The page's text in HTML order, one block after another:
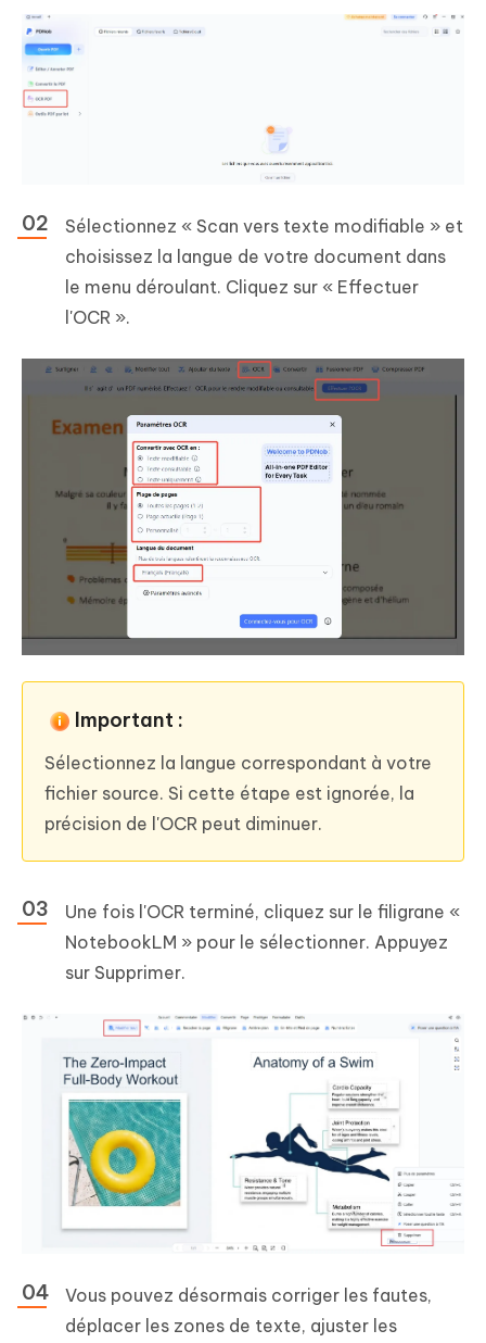
Sélectionnez « Scan vers texte modifiable » et
choisissez la langue de votre document dans
le menu déroulant. Cliquez sur « Effectuer
l'OCR ».
Important :
Sélectionnez la langue correspondant à votre
fichier source. Si cette étape est ignorée, la
précision de l'OCR peut diminuer.
Une fois l'OCR terminé, cliquez sur le filigrane «
NotebookLM » pour le sélectionner. Appuyez
sur Supprimer.
Vous pouvez désormais corriger les fautes,
déplacer les zones de texte, ajuster les